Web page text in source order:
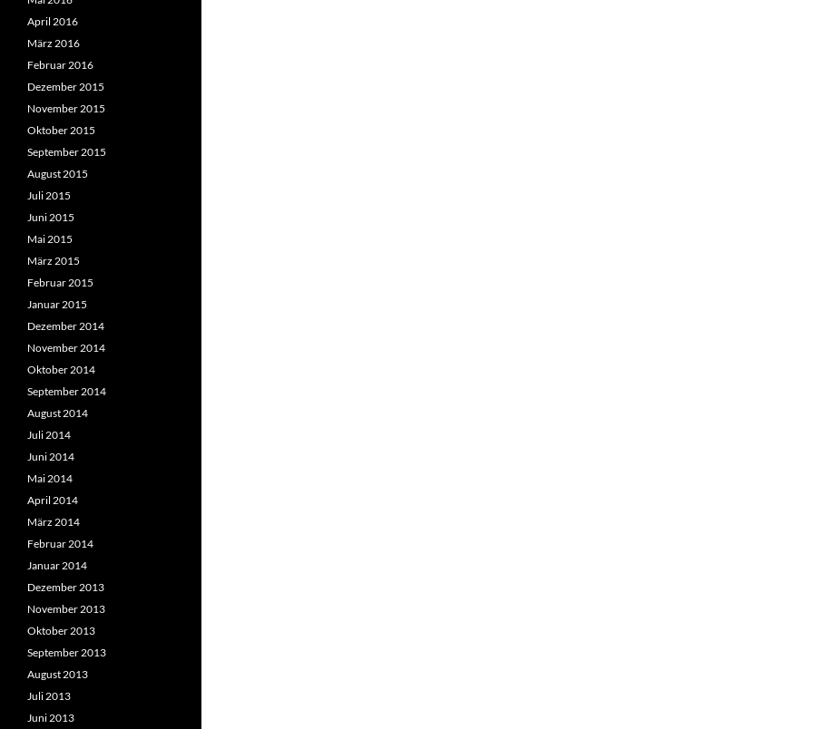
April 2016
März 2016
Februar 2016
Dezember 2015
November 2015
Oktober 2015
September 2015
August 2015
Juli 2015
Juni 2015
Mai 2015
März 2015
Februar 2015
Januar 2015
Dezember 2014
November 2014
Oktober 2014
September 2014
August 2014
Juli 2014
Juni 2014
Mai 2014
April 2014
März 2014
Februar 2014
Januar 2014
Dezember 2013
November 2013
Oktober 2013
September 2013
August 2013
Juli 2013
Juni 2013